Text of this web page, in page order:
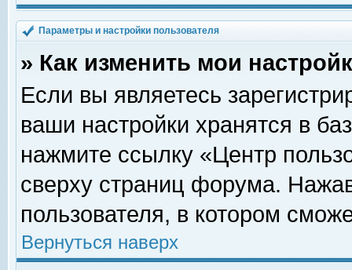
Параметры и настройки пользователя
» Как изменить мои
Если вы являетесь
ваши настройки хранятся в
нажмите ссылку «Центр
сверху страниц форума.
пользователя, в котором
Вернуться наверх